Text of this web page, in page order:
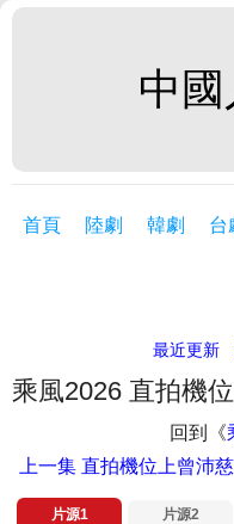
中
首頁 陸劇 韓劇 台
最近更新
乘風2026 直拍機
回到《
上一集 直拍機位上曾沛慈
片源1
片源2